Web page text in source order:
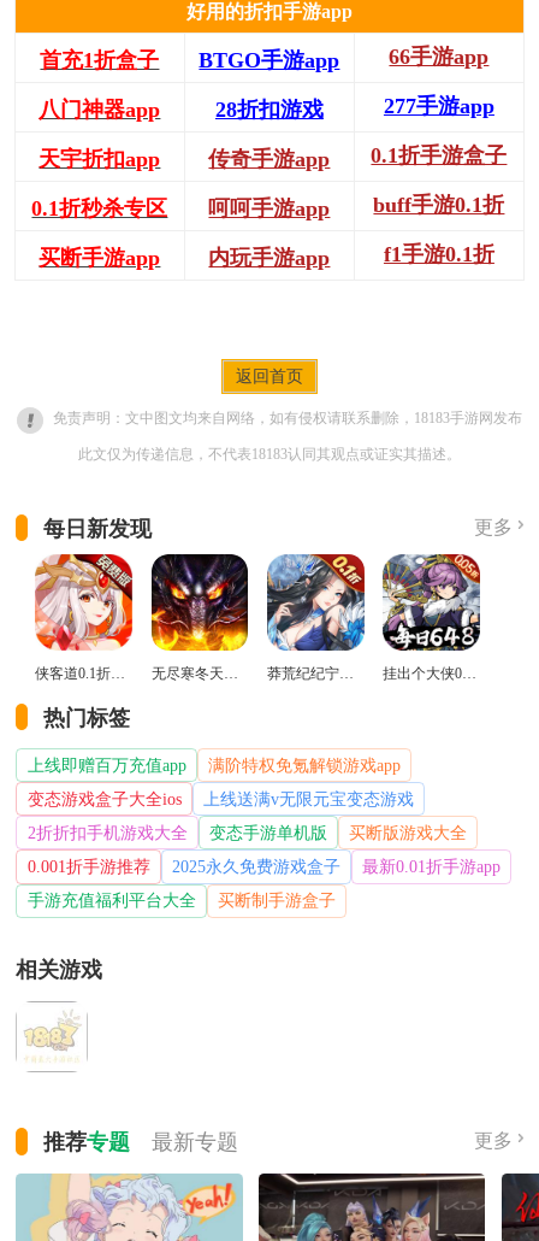
好用的折扣手游app
首充1折盒子 BTGO手游app 66手游app
八门神器app 28折扣游戏 277手游app
天宇折扣app 传奇手游app 0.1折手游盒子
0.1折秒杀专区 呵呵手游app buff手游0.1折
买断手游app 内玩手游app f1手游0.1折
返回首页
免责声明：文中图文均来自网络，如有侵权请联系删除，18183手游网发布
此文仅为传递信息，不代表18183认同其观点或证实其描述。
每日新发现 更多
莽荒纪纪宁传奇0.1折送无限连抽版
热门标签
上线即赠百万充值app
满阶特权免氪解锁游戏app
变态游戏盒子大全ios
上线送满v无限元宝变态游戏
2折折扣手机游戏大全
变态手游单机版
买断版游戏大全
0.001折手游推荐
2025永久免费游戏盒子
最新0.01折手游app
手游充值福利平台大全
买断制手游盒子
相关游戏
推荐专题 最新专题 更多